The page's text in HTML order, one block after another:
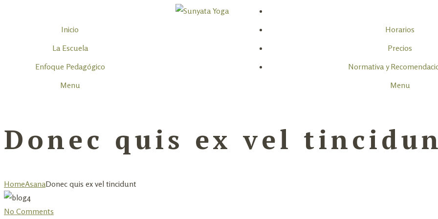
Inicio
La Escuela
Enfoque Pedagógico
Menu
Horarios
Precios
Normativa y
Menu
Donec quis ex vel
HomeAsanaDonec quis ex vel tincidunt
No Comments